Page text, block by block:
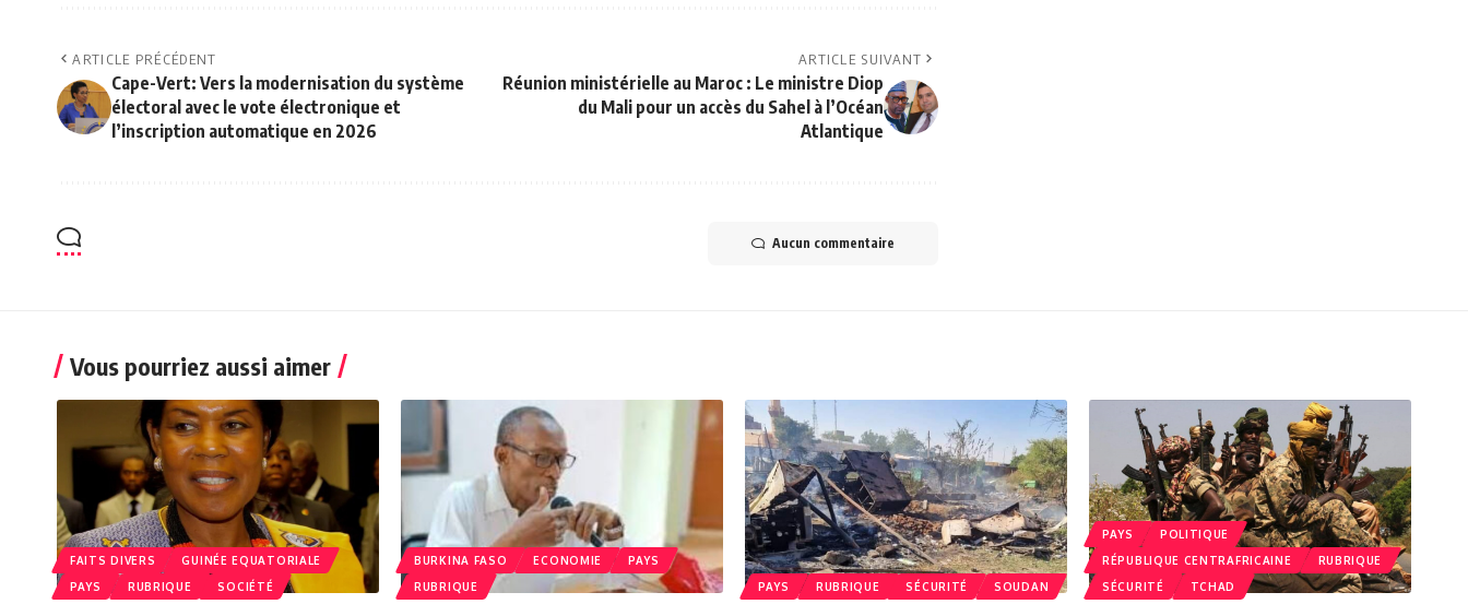
ARTICLE PRÉCÉDENT
Cape-Vert: Vers la modernisation du système
électoral avec le vote électronique et
l’inscription automatique en 2026
ARTICLE SUIVANT
Réunion ministérielle au Maroc : Le ministre Diop
du Mali pour un accès du Sahel à l’Océan
Atlantique
Aucun commentaire
Vous pourriez aussi aimer
FAITS DIVERS
GUINÉE EQUATORIALE
PAYS
RUBRIQUE SOCIÉTÉ
BURKINA FASO ECONOMIE
PAYS
RUBRIQUE
PAYS RUBRIQUE SÉCURITÉ SOUDAN
PAYS
POLITIQUE
RÉPUBLIQUE CENTRAFRICAINE
RUBRIQUE
SÉCURITÉ
TCHAD